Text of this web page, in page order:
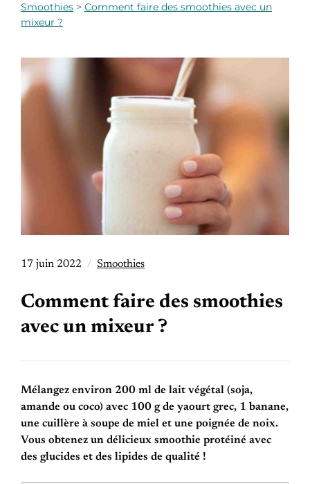
Smoothies > Comment faire des smoothies avec un
mixeur ?
17 juin 2022 Smoothies
Comment faire des smoothies
avec un mixeur ?
Mélangez environ 200 ml de lait végétal (soja,
amande ou coco) avec 100 g de yaourt grec, 1 banane,
une cuillère à soupe de miel et une poignée de noix.
Vous obtenez un délicieux smoothie protéiné avec
des glucides et des lipides de qualité !